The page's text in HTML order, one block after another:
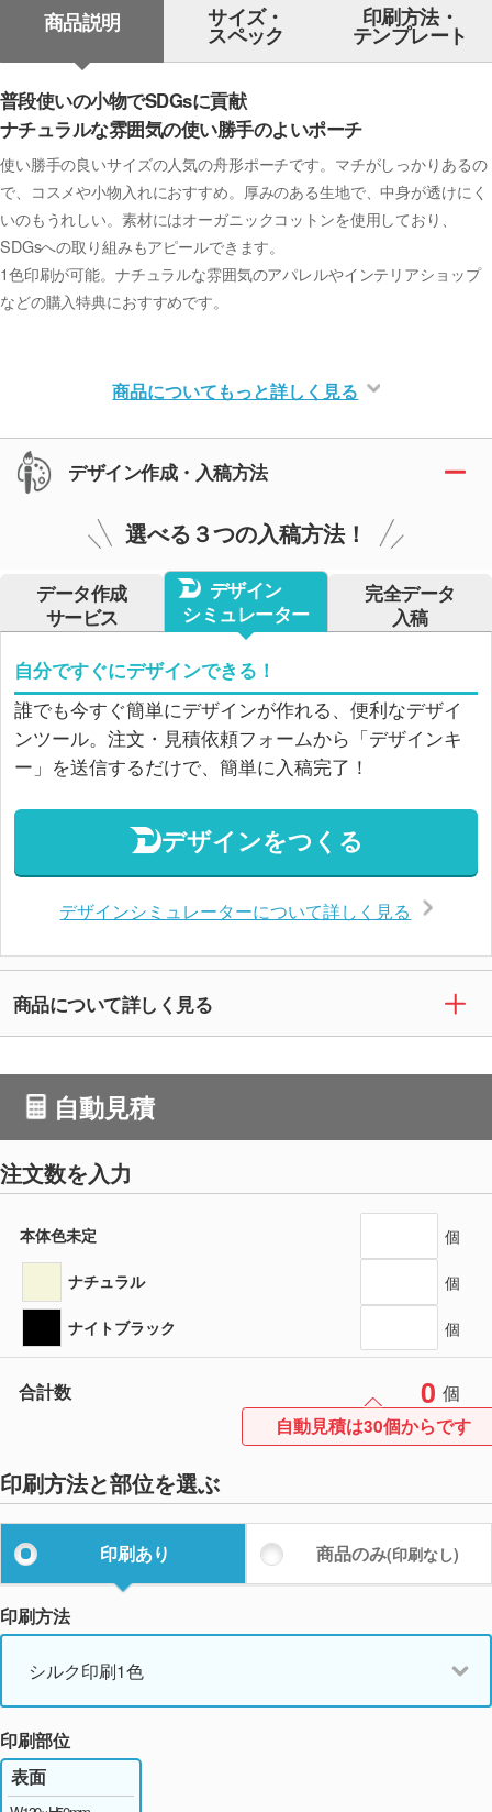
商品説明 サイズ・
スペック
印刷方法・
テンプレート
普段使いの小物でSDGsに貢献
ナチュラルな雰囲気の使い勝手のよいポーチ
使い勝手の良いサイズの人気の舟形ポーチです。マチがしっかりあるの
で、コスメや小物入れにおすすめ。厚みのある生地で、中身が透けにく
いのもうれしい。素材にはオーガニックコットンを使用しており、
SDGsへの取り組みもアピールできます。
1色印刷が可能。ナチュラルな雰囲気のアパレルやインテリアショップ
などの購入特典におすすめです。
商品についてもっと詳しく見る
デザイン作成・入稿方法
選べる３つの入稿方法！
データ作成
サービス
デザイン
シミュレーター
完全データ
入稿
自分ですぐにデザインできる！
誰でも今すぐ簡単にデザインが作れる、便利なデザイ
ンツール。注文・見積依頼フォームから「デザインキ
ー」を送信するだけで、簡単に入稿完了！
デザインをつくる
デザインシミュレーターについて詳しく見る
商品について詳しく見る
自動見積
注文数を入力
本体色未定 個
ナチュラル 個
ナイトブラック 個
合計数 0 個
自動見積は30個からです
印刷方法と部位を選ぶ
印刷あり 商品のみ(印刷なし)
印刷方法
シルク印刷1色
印刷部位
表面